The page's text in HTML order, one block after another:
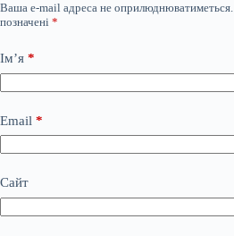
Ваша e-mail адреса не оприлюднюватиметься.
позначені *
Ім’я *
Email *
Сайт